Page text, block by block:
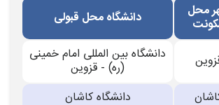
محل دانشگاه محل قبولی
دانشگاه بین المللی امام خمینی
(ره) - قزوین
دانشگاه کاشان